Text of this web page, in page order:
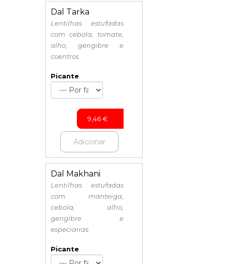
Dal Tarka
Lentilhas estufadas
com cebola, tomate,
alho, gengibre e
coentros
Picante
9,46€
Adicionar
Dal Makhani
Lentilhas estufadas
com manteiga,
cebola, alho,
gengibre e
especiarias
Picante